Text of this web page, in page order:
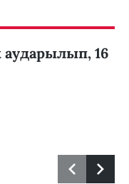
аударылып, 16